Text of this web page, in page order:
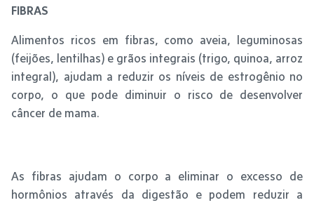
FIBRAS
Alimentos ricos em fibras, como aveia, leguminosas
(feijões, lentilhas) e grãos integrais (trigo, quinoa, arroz
integral), ajudam a reduzir os níveis de estrogênio no
corpo, o que pode diminuir o risco de desenvolver
câncer de mama.
As fibras ajudam o corpo a eliminar o excesso de
hormônios através da digestão e podem reduzir a